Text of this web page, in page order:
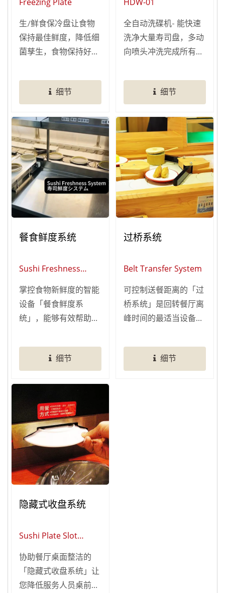
生/鲜食保冷盘让食物
保持最佳鲜度，降低细
菌孳生，食物保持好口
计，卡榫盘盖与圆形水
箱，不易掉落，保冷好
细节
全自动洗碟机- 能快速
洗净大量寿司盘，多动
向喷头冲洗完成所有工
间，是餐厅最佳洗盘帮
手！ 全自动清洗程序：
温烘干一次完成。可依
店内盘子数量多寡进行
设定，全自动或切换半
自动，防泼水面板&安
全设计，避免操作不当
造成意外！清洁液不足
会自动显示灯号，让您
细节
餐食鲜度系统
Sushi Freshness
掌控食物新鲜度的智能
设备「餐食鲜度系
统」，能够有效帮助餐
免餐点在回转台上放置
过久而导致不新鲜。
转台上的食物可透过晶
片时间的计算去判别是
否应自动下架，使食物
都能保持在最佳赏味
细节
过桥系统
Belt Transfer System
可控制送餐距离的「过
桥系统」是回转餐厅离
峰时间的最适当设备，
距离，避免餐点绕行过
远，让客人等待，加速
细节
隐藏式收盘系统
Sushi Plate Slot
协助餐厅桌面整洁的
「隐藏式收盘系统」让
您降低服务人员桌前服